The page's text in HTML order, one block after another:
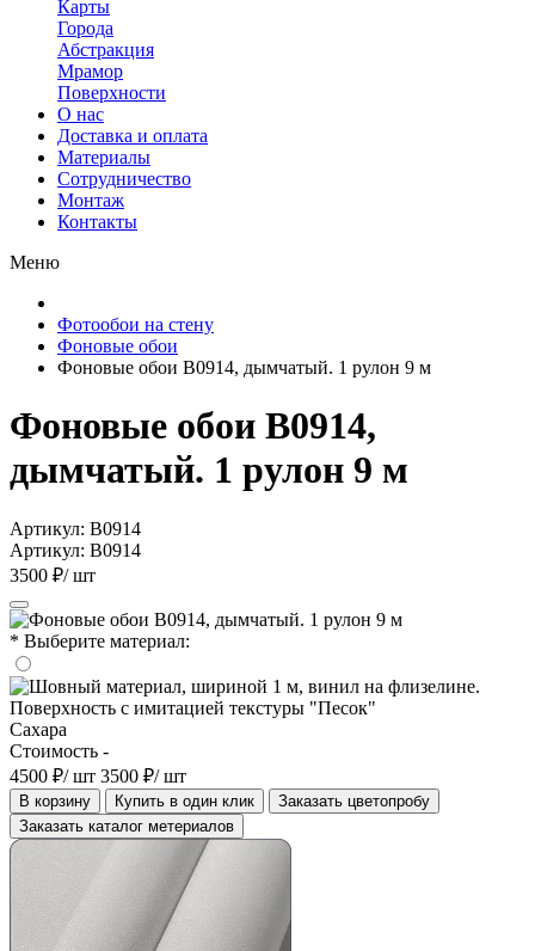
Карты
Города
Абстракция
Мрамор
Поверхности
О нас
Доставка и оплата
Материалы
Сотрудничество
Монтаж
Контакты
Меню
Фотообои на стену
Фоновые обои
Фоновые обои B0914, дымчатый. 1 рулон 9 м
Фоновые обои B0914,
дымчатый. 1 рулон 9 м
Артикул: B0914
Артикул: B0914
3500 ₽/ шт
* Выберите материал:
Сахара
Стоимость -
4500 ₽/ шт 3500 ₽/ шт
В корзину Купить в один клик
Заказать цветопробу
Заказать каталог метериалов